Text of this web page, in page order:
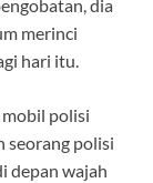
dia
merinci
hari itu.
polisi
seorang polisi
depan wajah